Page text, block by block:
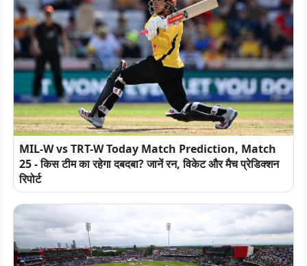
MIL-W vs TRT-W Today Match Prediction, Match
25 - किस टीम का रहेगा दबदबा? जानें रन, विकेट और मैच प्रेडिक्शन
रिपोर्ट